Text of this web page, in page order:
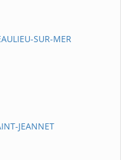
SUR-MER
JEANNET